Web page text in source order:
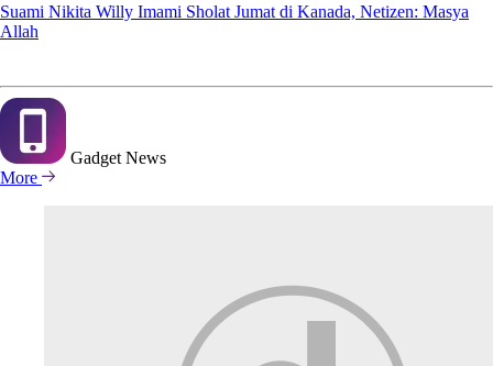
Suami Nikita Willy Imami Sholat Jumat di Kanada, Netizen: Masya
Allah
Gadget News
More